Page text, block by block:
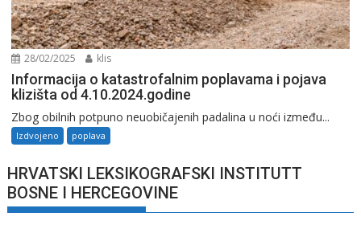
28/02/2025 klis
Informacija o katastrofalnim poplavama i pojava
klizišta od 4.10.2024.godine
Zbog obilnih potpuno neuobičajenih padalina u noći između...
Izdvojeno poplava
HRVATSKI LEKSIKOGRAFSKI INSTITUTT
BOSNE I HERCEGOVINE